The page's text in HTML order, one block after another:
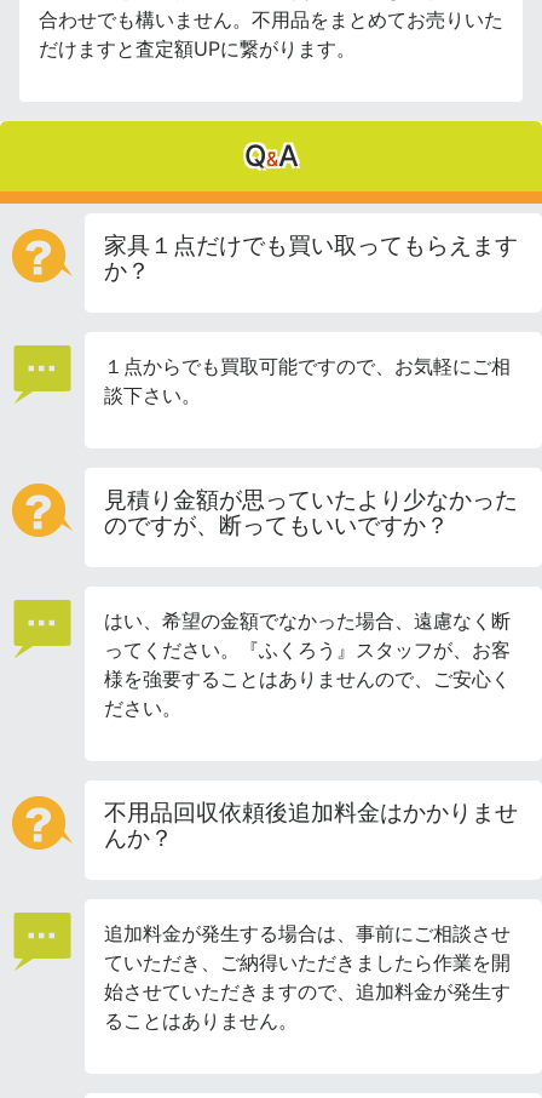
合わせでも構いません。不用品をまとめてお売りいた
だけますと査定額UPに繋がります。
Q&A
家具１点だけでも買い取ってもらえます
か？
１点からでも買取可能ですので、お気軽にご相
談下さい。
見積り金額が思っていたより少なかった
のですが、断ってもいいですか？
はい、希望の金額でなかった場合、遠慮なく断
ってください。『ふくろう』スタッフが、お客
様を強要することはありませんので、ご安心く
ださい。
不用品回収依頼後追加料金はかかりませ
んか？
追加料金が発生する場合は、事前にご相談させ
ていただき、ご納得いただきましたら作業を開
始させていただきますので、追加料金が発生す
ることはありません。